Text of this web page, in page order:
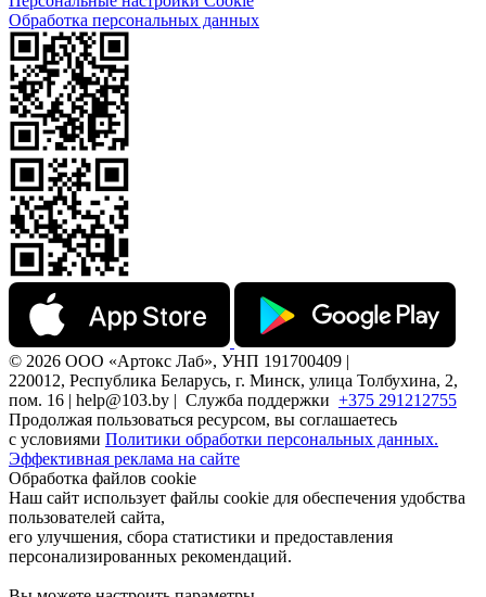
Обработка персональных данных
© 2026 ООО «Артокс Лаб», УНП 191700409 |
220012, Республика Беларусь, г. Минск, улица Толбухина, 2,
пом. 16 | help@103.by | Служба поддержки +375 291212755
Продолжая пользоваться ресурсом, вы соглашаетесь
с условиями Политики обработки персональных данных.
Эффективная реклама на сайте
Обработка файлов cookie
Наш сайт использует файлы cookie для обеспечения удобства
пользователей сайта,
его улучшения, сбора статистики и предоставления
персонализированных рекомендаций.